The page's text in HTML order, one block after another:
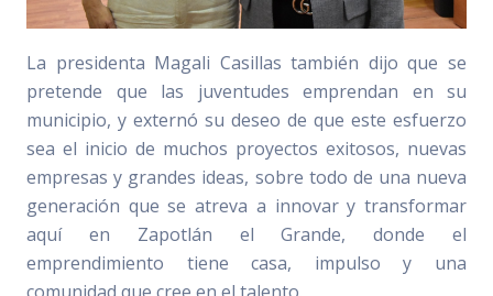
La presidenta Magali Casillas también dijo que se
pretende que las juventudes emprendan en su
municipio, y externó su deseo de que este esfuerzo
sea el inicio de muchos proyectos exitosos, nuevas
empresas y grandes ideas, sobre todo de una nueva
generación que se atreva a innovar y transformar
aquí en Zapotlán el Grande, donde el
emprendimiento tiene casa, impulso y una